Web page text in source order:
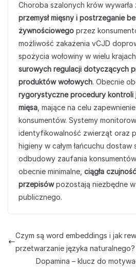
Choroba szalonych krów wywarła
przemysł mięsny i postrzeganie
żywnościowego przez
możliwość zakażenia vCJD
spożycia wołowiny w wielu
surowych regulacji dotyczących
produktów wołowych. Obecnie
rygorystyczne procedury kontroli
mięsa , mające na celu
konsumentów. Systemy
identyfikowalność zwierząt oraz
higieny w całym łańcuchu dostaw
odbudowy zaufania
obecnie minimalne, ciągła
przepisówpozostają niezbędne
publicznego.
Czym są word embeddings i jak
przetwarzanie języka naturalnego?
Dopamina – klucz do